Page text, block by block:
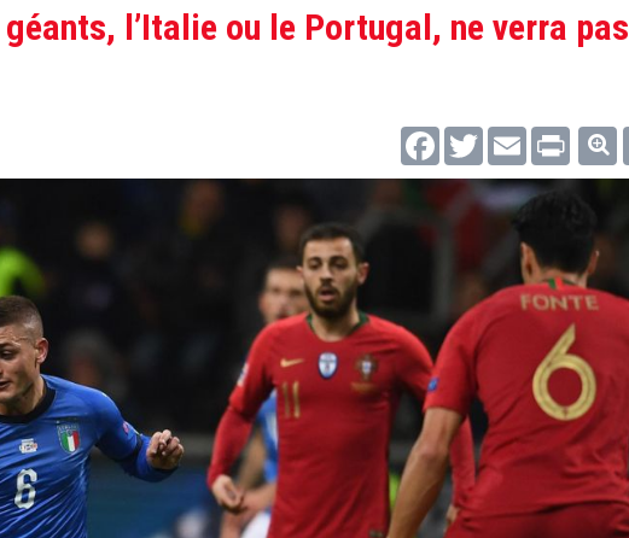
l’Italie ou le Portugal, ne verra pas
FacebookTwitter Email Print